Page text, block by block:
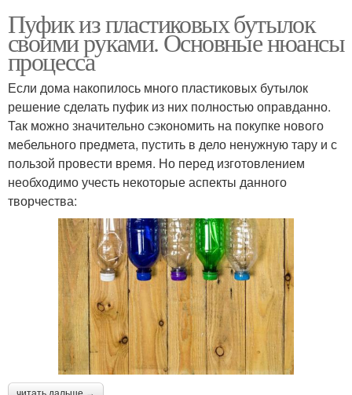
Пуфик из пластиковых бутылок
своими руками. Основные нюансы
процесса
Если дома накопилось много пластиковых бутылок
решение сделать пуфик из них полностью оправданно.
Так можно значительно сэкономить на покупке нового
мебельного предмета, пустить в дело ненужную тару и с
пользой провести время. Но перед изготовлением
необходимо учесть некоторые аспекты данного
творчества: